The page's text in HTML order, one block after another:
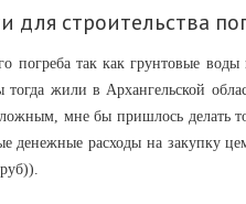
для строительства
погреба так как грунтовые воды
жили в Архангельской
мне бы пришлось делать
денежные расходы на закупку